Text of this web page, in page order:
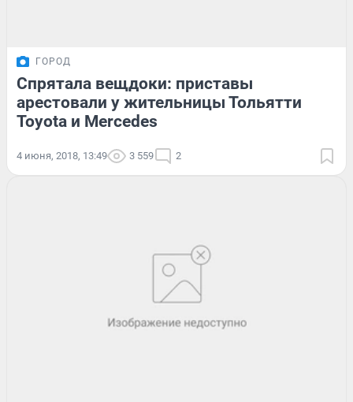
ГОРОД
Спрятала вещдоки: приставы
арестовали у жительницы Тольятти
Toyota и Mercedes
4 июня, 2018, 13:49 3 559 2